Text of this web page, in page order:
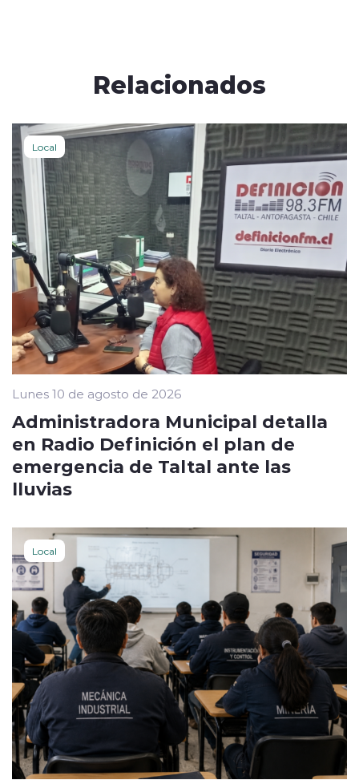
Relacionados
Local
Lunes 10 de agosto de 2026
Administradora Municipal detalla
en Radio Definición el plan de
emergencia de Taltal ante las
lluvias
Local